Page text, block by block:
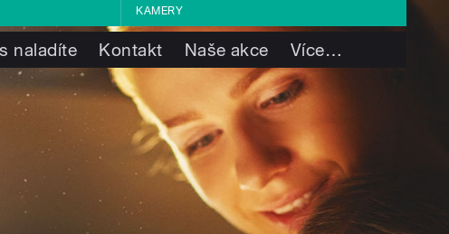
KAMERY
naladíte Kontakt Naše akce Více…